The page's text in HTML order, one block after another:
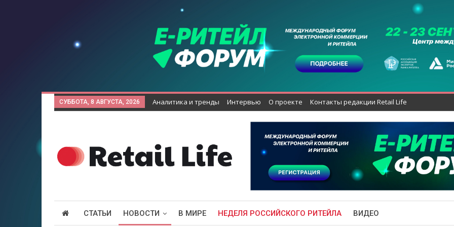
СУББОТА, 8 АВГУСТА, 2026 Аналитика и тренды Интервью О проекте Контакты редакции Retail Life
СТАТЬИ НОВОСТИ В МИРЕ НЕДЕЛЯ РОССИЙСКОГО РИТЕЙЛА ВИДЕО